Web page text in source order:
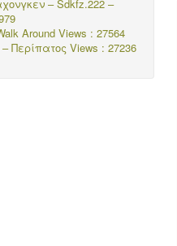
– Sdkfz.222 –
Around Views : 27564
Περίπατος Views : 27236